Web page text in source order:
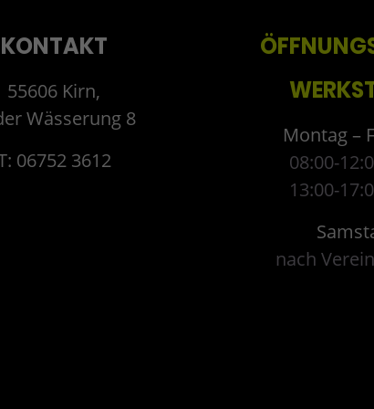
KONTAKT
55606 Kirn,
Wässerung 8
06752 3612
Montag –
08:00-
13:00-
nach